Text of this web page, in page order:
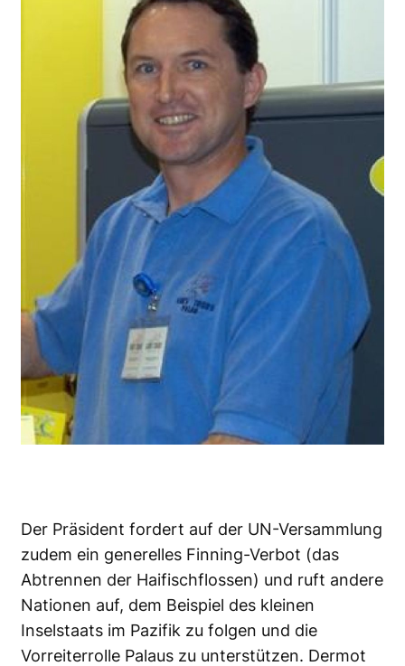
Der Präsident fordert auf der UN-Versammlung
zudem ein generelles Finning-Verbot (das
Abtrennen der Haifischflossen) und ruft andere
Nationen auf, dem Beispiel des kleinen
Inselstaats im Pazifik zu folgen und die
Vorreiterrolle Palaus zu unterstützen. Dermot